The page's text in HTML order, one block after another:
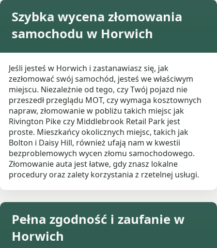
Szybka wycena złomowania
samochodu w Horwich
Jeśli jesteś w Horwich i zastanawiasz się, jak
zezłomować swój samochód, jesteś we właściwym
miejscu. Niezależnie od tego, czy Twój pojazd nie
przeszedł przeglądu MOT, czy wymaga kosztownych
napraw, złomowanie w pobliżu takich miejsc jak
Rivington Pike czy Middlebrook Retail Park jest
proste. Mieszkańcy okolicznych miejsc, takich jak
Bolton i Daisy Hill, również ufają nam w kwestii
bezproblemowych wycen złomu samochodowego.
Złomowanie auta jest łatwe, gdy znasz lokalne
procedury oraz zalety korzystania z rzetelnej usługi.
Pełna zgodność i zaufanie w
Horwich